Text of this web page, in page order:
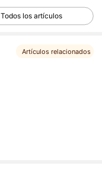
Todos los artículos
Artículos relacionados